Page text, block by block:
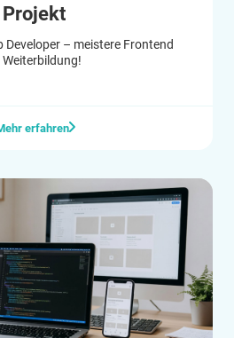
Developer – meistere Frontend
erfahren